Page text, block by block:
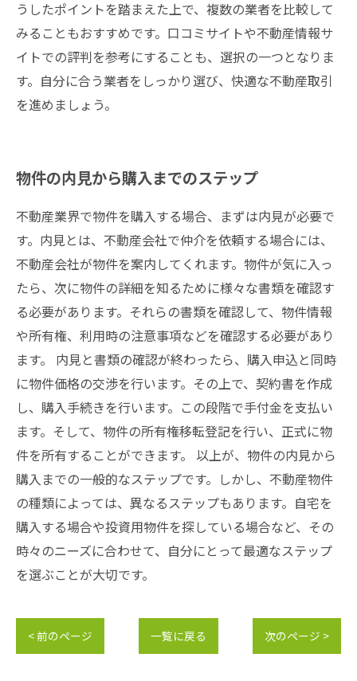
うしたポイントを踏まえた上で、複数の業者を比較して
みることもおすすめです。口コミサイトや不動産情報サ
イトでの評判を参考にすることも、選択の一つとなりま
す。自分に合う業者をしっかり選び、快適な不動産取引
を進めましょう。
物件の内見から購入までのステップ
不動産業界で物件を購入する場合、まずは内見が必要で
す。内見とは、不動産会社で仲介を依頼する場合には、
不動産会社が物件を案内してくれます。物件が気に入っ
たら、次に物件の詳細を知るために様々な書類を確認す
る必要があります。それらの書類を確認して、物件情報
や所有権、利用時の注意事項などを確認する必要があり
ます。 内見と書類の確認が終わったら、購入申込と同時
に物件価格の交渉を行います。その上で、契約書を作成
し、購入手続きを行います。この段階で手付金を支払い
ます。そして、物件の所有権移転登記を行い、正式に物
件を所有することができます。 以上が、物件の内見から
購入までの一般的なステップです。しかし、不動産物件
の種類によっては、異なるステップもあります。自宅を
購入する場合や投資用物件を探している場合など、その
時々のニーズに合わせて、自分にとって最適なステップ
を選ぶことが大切です。
< 前のページ 一覧に戻る 次のページ >